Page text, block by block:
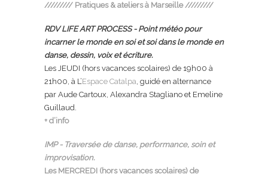
///////// Pratiques & ateliers à Marseille /////////
RDV LIFE ART PROCESS - Point météo pour
incarner le monde en soi et soi dans le monde en
danse, dessin, voix et écriture.
Les JEUDI (hors vacances scolaires) de 19h00 à
21h00, à L’Espace Catalpa, guidé en alternance
par Aude Cartoux, Alexandra Stagliano et Emeline
Guillaud.
+ d’info
IMP - Traversée de danse, performance, soin et
improvisation.
Les MERCREDI (hors vacances scolaires) de